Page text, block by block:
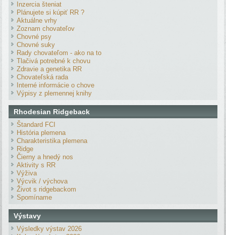
Inzercia šteniat
Plánujete si kúpiť RR ?
Aktuálne vrhy
Zoznam chovateľov
Chovné psy
Chovné suky
Rady chovateľom - ako na to
Tlačivá potrebné k chovu
Zdravie a genetika RR
Chovateľská rada
Interné informácie o chove
Výpisy z plemennej knihy
Rhodesian Ridgeback
Štandard FCI
História plemena
Charakteristika plemena
Ridge
Čierny a hnedý nos
Aktivity s RR
Výživa
Výcvik / výchova
Život s ridgebackom
Spomíname
Výstavy
Výsledky výstav 2026